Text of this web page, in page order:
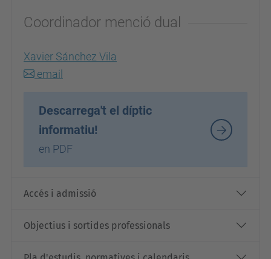
Coordinador menció dual
Xavier Sánchez Vila
email
Descarrega't el díptic
informatiu!
en PDF
Accés i admissió
Objectius i sortides professionals